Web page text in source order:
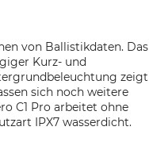
von Ballistikdaten. Das
Kurz- und
zeigt
sich noch weitere
C1 Pro arbeitet ohne
IPX7 wasserdicht.